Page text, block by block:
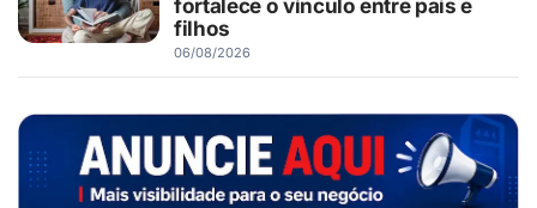
filhos
06/08/2026